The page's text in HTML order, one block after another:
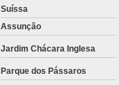
Suíssa
Assunção
Jardim Chácara Inglesa
Parque dos Pássaros